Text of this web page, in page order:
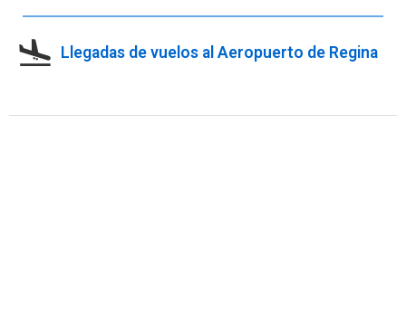
Llegadas de vuelos al Aeropuerto de Regina